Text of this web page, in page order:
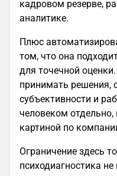
кадровом резерве,
аналитике.
Плюс
том, что она
для точечной
принимать решения,
субъективности и
человеком
картиной по
Ограничение здесь
психодиагностика не